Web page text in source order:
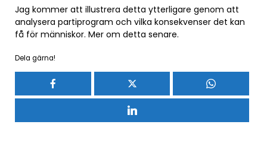
Jag kommer att illustrera detta ytterligare genom att
analysera partiprogram och vilka konsekvenser det kan
få för människor. Mer om detta senare.
Dela gärna!